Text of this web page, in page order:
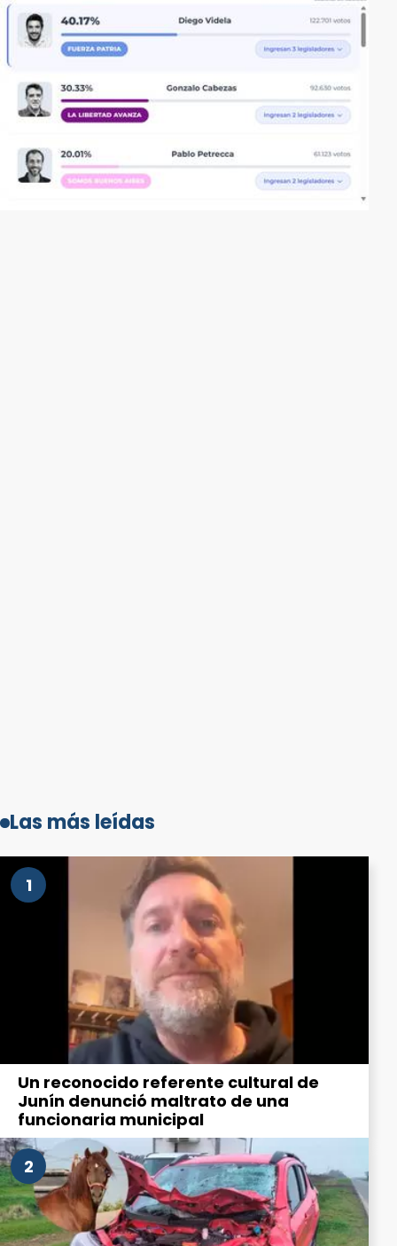
Las más leídas
1
Un reconocido referente cultural de
Junín denunció maltrato de una
funcionaria municipal
2